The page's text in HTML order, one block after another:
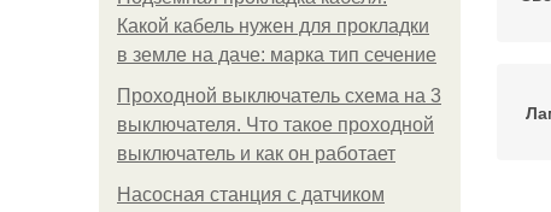
Какой кабель нужен для прокладки
в земле на даче: марка тип сечение
Проходной выключатель схема на 3
выключателя. Что такое проходной
выключатель и как он работает
Насосная станция с датчиком